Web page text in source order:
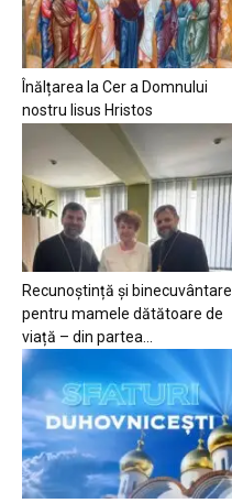
Înălțarea la Cer a Domnului
nostru Iisus Hristos
Recunoștință și binecuvântare
pentru mamele dătătoare de
viață – din partea...